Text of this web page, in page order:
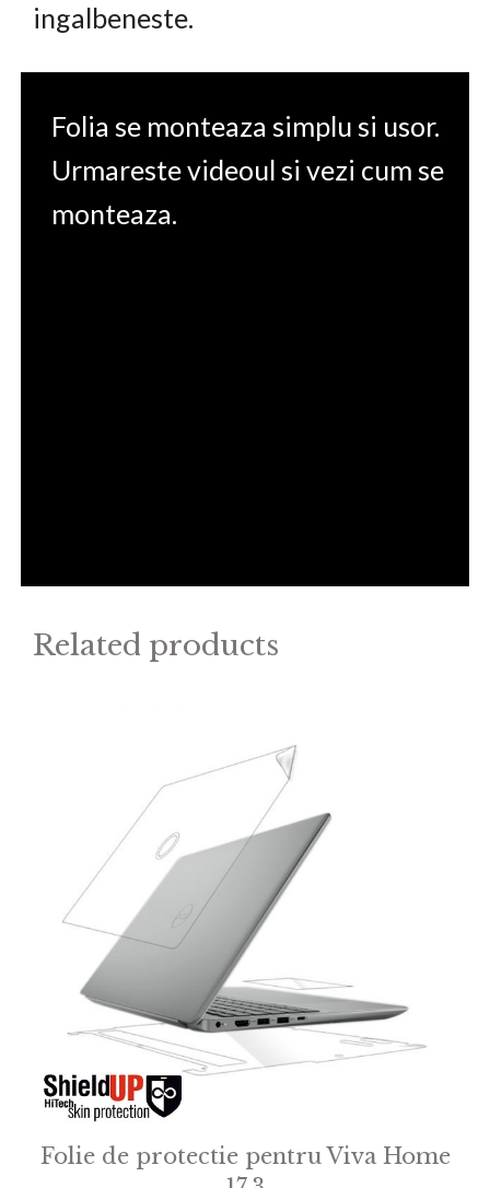
ingalbeneste.
Folia se monteaza simplu si usor.
Urmareste videoul si vezi cum se
monteaza.
Related products
Folie de protectie pentru Viva Home